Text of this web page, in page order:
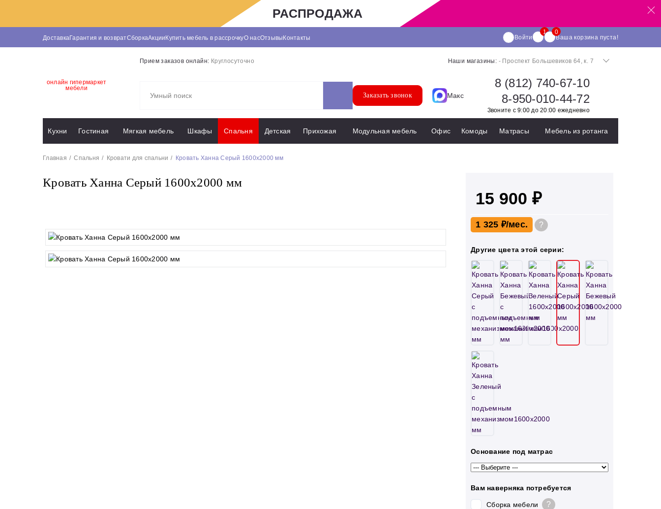
РАСПРОДАЖА
ДоставкаГарантия и возвратСборкаАкцииКупить мебель в рассрочкуО насОтзывыКонтакты Войти Ваша корзина пуста!
онлайн гипермаркет
мебели
Прием заказов онлайн: Круглосуточно Наши магазины: - Проспект Большевиков 64, к. 7
Заказать звонок Макс
8 (812) 740-67-10
8-950-010-44-72
Звоните с 9:00 до 20:00 ежедневно
Кухни Гостиная Мягкая мебель Шкафы Спальня Детская Прихожая Модульная мебель Офис Комоды Матрасы Мебель из ротанга
Главная Спальня Кровати для спальни Кровать Ханна Серый 1600х2000 мм
Кровать Ханна Серый 1600х2000 мм
15 900 ₽
1 325 ₽ ?
Другие цвета этой серии:
Основание под матрас
Вам наверняка потребуется
Сборка мебели ?